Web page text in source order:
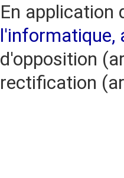
En application
l'informatique,
d'opposition
rectification